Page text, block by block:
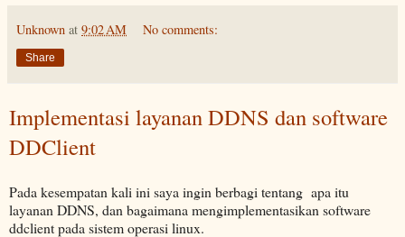
Unknown at 9:02 AM No comments:
Share
Implementasi layanan DDNS dan software
DDClient
Pada kesempatan kali ini saya ingin berbagi tentang apa itu
layanan DDNS, dan bagaimana mengimplementasikan software
ddclient pada sistem operasi linux.